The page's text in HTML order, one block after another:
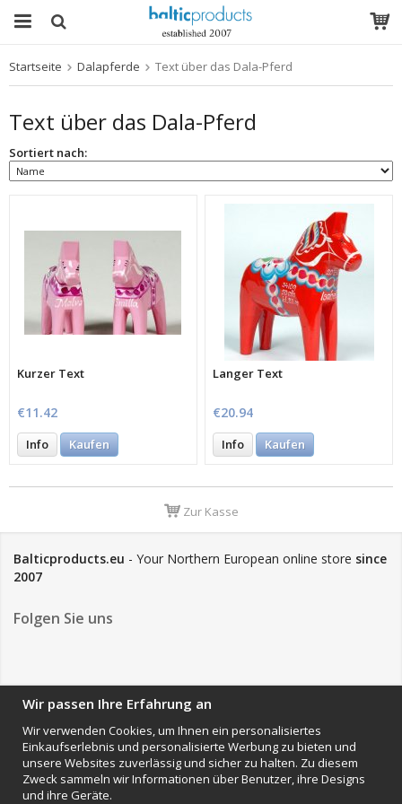
Startseite Dalapferde Text über das Dala-Pferd
Text über das Dala-Pferd
Sortiert nach:
Kurzer Text
€11.42
Info Kaufen
Langer Text
€20.94
Info Kaufen
Zur Kasse
Balticproducts.eu - Your Northern European online store since
2007
Folgen Sie uns
NEWSLETTER
Anmelden
Impressum
Wir passen Ihre Erfahrung an
Wir verwenden Cookies, um Ihnen ein personalisiertes
Einkaufserlebnis und personalisierte Werbung zu bieten und
unsere Websites zuverlässig und sicher zu halten. Zu diesem
Zweck sammeln wir Informationen über Benutzer, ihre Designs
und ihre Geräte.